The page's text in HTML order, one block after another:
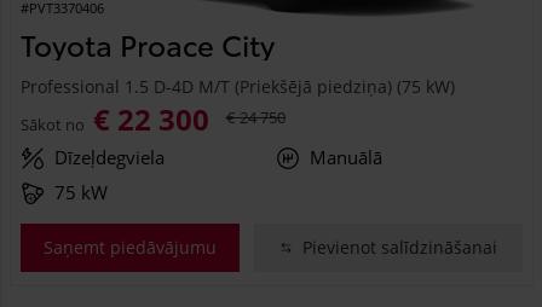
#PVT3370406
Toyota Proace City
Professional 1.5 D-4D M/T (Priekšējā piedziņa) (75 kW)
Sākot no € 22 300 € 24 750
Dīzeļdegviela
Manuālā
75 kW
Saņemt piedāvājumu Pievienot salīdzināšanai